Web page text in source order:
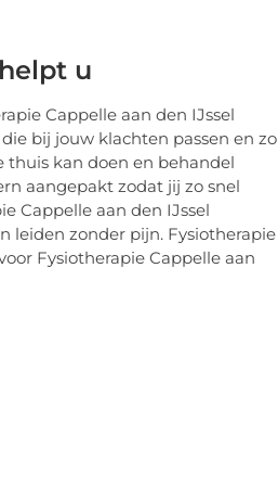
u
Cappelle aan den IJssel
bij jouw klachten passen en zo
thuis kan doen en behandel
aangepakt zodat jij zo snel
Cappelle aan den IJssel
leiden zonder pijn. Fysiotherapie
Fysiotherapie Cappelle aan